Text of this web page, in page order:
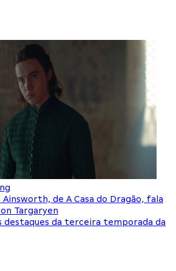
de A Casa do Dragão, fala
Targaryen
destaques da terceira temporada da